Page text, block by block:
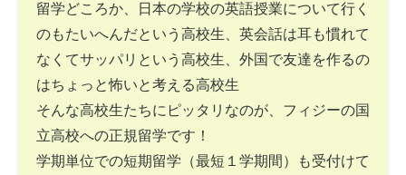
留学どころか、日本の学校の英語授業について行く
のもたいへんだという高校生、英会話は耳も慣れて
なくてサッパリという高校生、外国で友達を作るの
はちょっと怖いと考える高校生
そんな高校生たちにピッタリなのが、フィジーの国
立高校への正規留学です！
学期単位での短期留学（最短１学期間）も受付けて